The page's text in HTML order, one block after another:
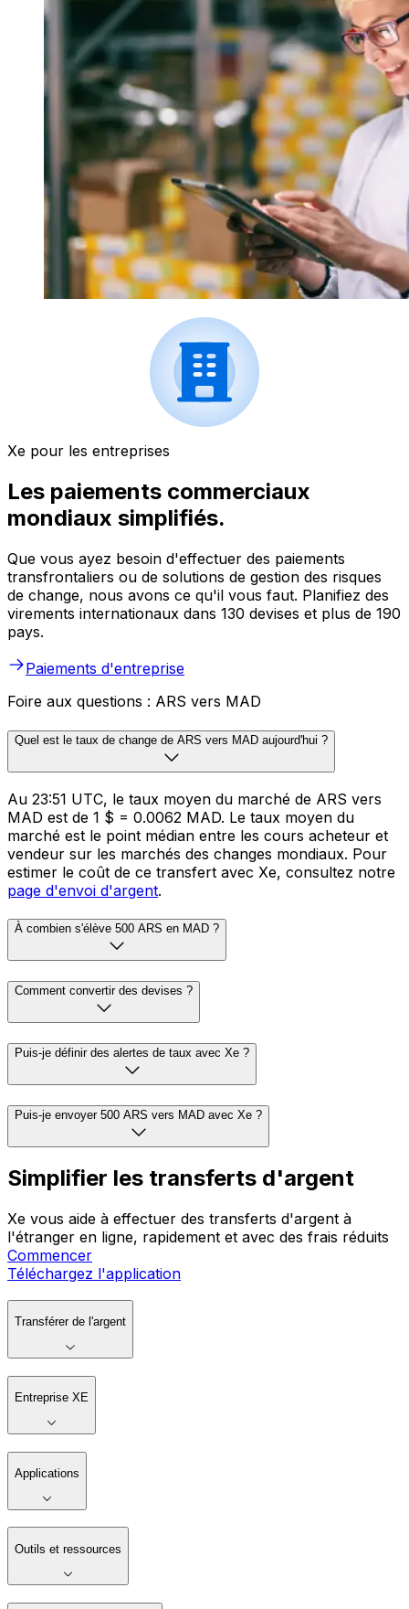
Xe pour les entreprises
Les paiements commerciaux
mondiaux simplifiés.
Que vous ayez besoin d'effectuer des paiements
transfrontaliers ou de solutions de gestion des risques
de change, nous avons ce qu'il vous faut. Planifiez des
virements internationaux dans 130 devises et plus de 190
pays.
Paiements d'entreprise
Foire aux questions : ARS vers MAD
Quel est le taux de change de ARS vers MAD aujourd'hui ?
Au 23:51 UTC, le taux moyen du marché de ARS vers
MAD est de 1 $ = 0.0062 MAD. Le taux moyen du
marché est le point médian entre les cours acheteur et
vendeur sur les marchés des changes mondiaux. Pour
estimer le coût de ce transfert avec Xe, consultez notre
page d'envoi d'argent.
À combien s'élève 500 ARS en MAD ?
Comment convertir des devises ?
Puis-je définir des alertes de taux avec Xe ?
Puis-je envoyer 500 ARS vers MAD avec Xe ?
Simplifier les transferts d'argent
Xe vous aide à effectuer des transferts d'argent à
l'étranger en ligne, rapidement et avec des frais réduits
Commencer
Téléchargez l'application
Transférer de l'argent
Entreprise XE
Applications
Outils et ressources